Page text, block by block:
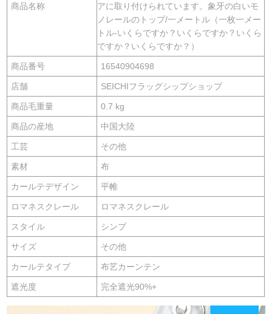
商品名称
アに取り付けられています。象牙の白いモ
ノレールのトップ/一メートル（一枚一メー
トル-いくらですか？いくらですか？いくら
ですか？いくらですか？）
商品番号 16540904698
店舗 SEICHIフラッグシップショップ
商品毛重量 0.7 kg
商品の産地 中国大陸
工芸 その他
素材 布
カールテデザイン 平帷
ロマネスクレール ロマネスクレール
スタイル シンプ
サイズ その他
カールテタイプ 布艺カーンテン
遮光度 完全遮光90%+